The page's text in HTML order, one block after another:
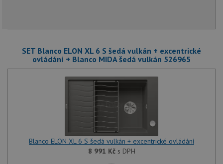
SET Blanco ELON XL 6 S šedá vulkán + excentrické
ovládání + Blanco MIDA šedá vulkán 526965
Blanco ELON XL 6 S šedá vulkán + excentrické ovládání
8 991 Kčs DPH